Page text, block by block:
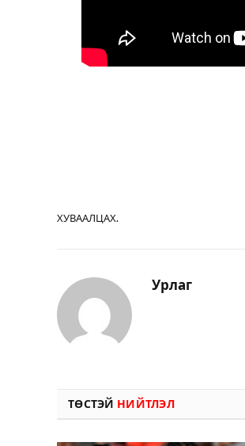
ХУВААЛЦАХ.
Урлаг
ТӨСТЭЙ НИЙТЛЭЛ